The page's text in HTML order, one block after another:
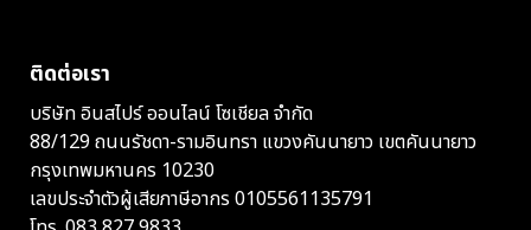
ติดต่อเรา
บริษัท อินสไปร์ ออนไลน์ โซเชียล จำกัด
88/129 ถนนรัชดา-รามอินทรา แขวงคันนายาว เขตคันนายาว
กรุงเทพมหานคร 10230
เลขประจำตัวผู้เสียภาษีอากร 0105561135791